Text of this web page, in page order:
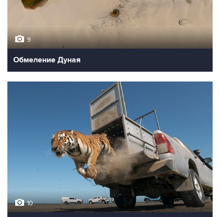
9
Обмеление Дуная
10